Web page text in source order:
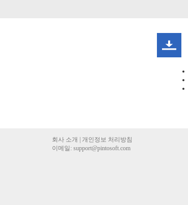
회사 소개 | 개인정보 처리방침
이메일: support@pintosoft.com